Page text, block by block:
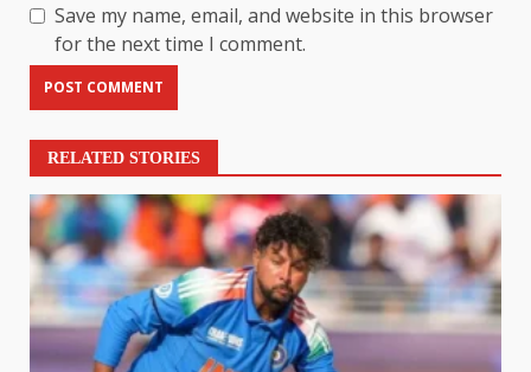
Save my name, email, and website in this browser
for the next time I comment.
RELATED STORIES